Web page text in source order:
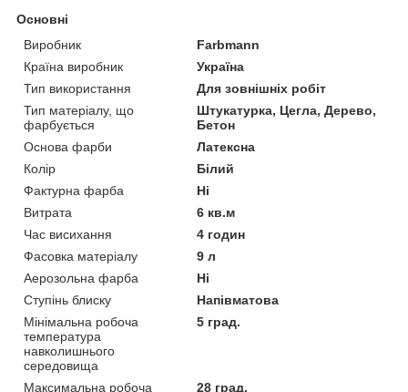
Основні
Виробник
Farbmann
Країна виробник
Україна
Тип використання
Для зовнішніх робіт
Тип матеріалу, що
фарбується
Штукатурка, Цегла, Дерево,
Бетон
Основа фарби
Латексна
Колір
Білий
Фактурна фарба
Ні
Витрата
6 кв.м
Час висихання
4 годин
Фасовка матеріалу
9 л
Аерозольна фарба
Ні
Ступінь блиску
Напівматова
Мінімальна робоча
температура
навколишнього
середовища
5 град.
Максимальна робоча 28 град.